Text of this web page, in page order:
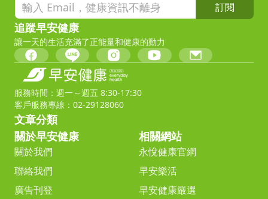
訂閱
追蹤早安健康
讓一天的生活充滿了正能量和健康的動力
服務時間：週一～週五 8:30-17:30
客戶服務專線：02-29128060
文章分類
關於早安健康
關於我們
聯絡我們
廣告刊登
相關網站
永悅健康官網
早安樂活
早安健康嚴選